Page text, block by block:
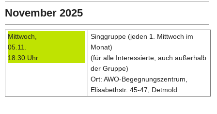
November 2025
Mittwoch,
05.11.
18.30 Uhr
Singgruppe (jeden 1. Mittwoch im
Monat)
(für alle Interessierte, auch außerhalb
der Gruppe)
Ort: AWO-Begegnungszentrum,
Elisabethstr. 45-47, Detmold